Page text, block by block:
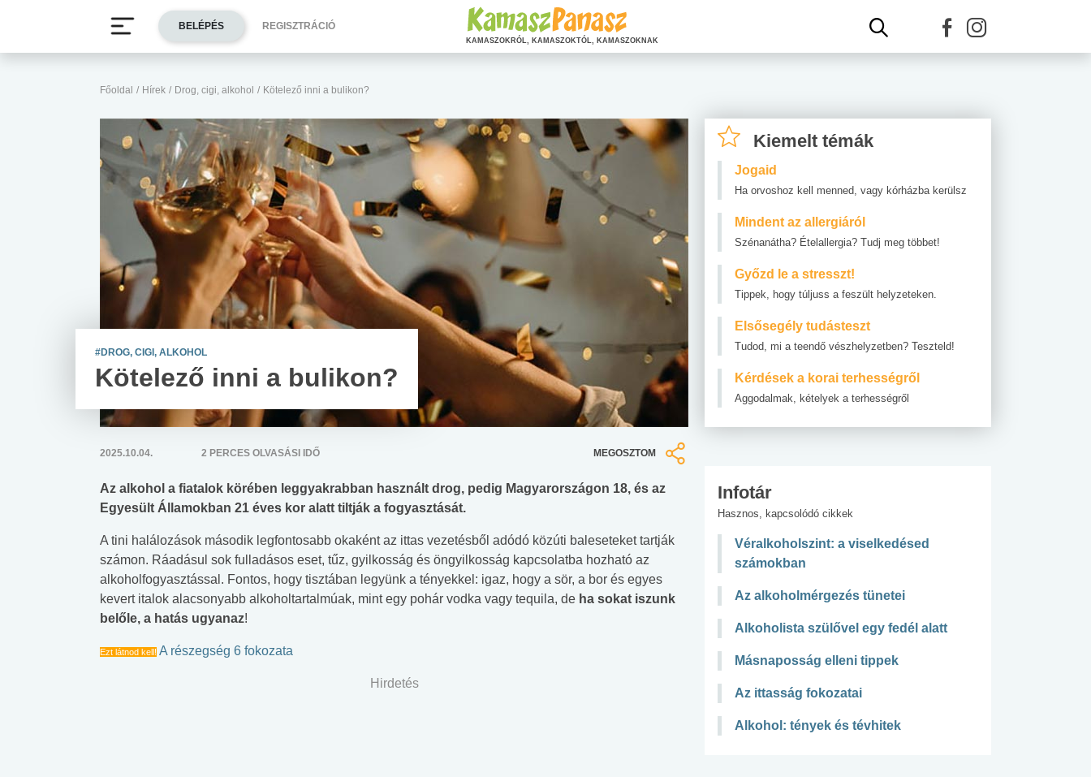
Főoldal / Hírek / Drog, cigi, alkohol / Kötelező inni a bulikon?
#DROG, CIGI, ALKOHOL
Kötelező inni a bulikon?
2025.10.04. 2 PERCES OLVASÁSI IDŐ MEGOSZTOM
Az alkohol a fiatalok körében leggyakrabban használt drog, pedig Magyarországon 18, és az
Egyesült Államokban 21 éves kor alatt tiltják a fogyasztását.
A tini halálozások második legfontosabb okaként az ittas vezetésből adódó közúti baleseteket tartják
számon. Ráadásul sok fulladásos eset, tűz, gyilkosság és öngyilkosság kapcsolatba hozható az
alkoholfogyasztással. Fontos, hogy tisztában legyünk a tényekkel: igaz, hogy a sör, a bor és egyes
kevert italok alacsonyabb alkoholtartalmúak, mint egy pohár vodka vagy tequila, de ha sokat iszunk
belőle, a hatás ugyanaz!
Ezt látnod kell! A részegség 6 fokozata
Hirdetés
Kiemelt témák
Jogaid
Ha orvoshoz kell menned, vagy kórházba kerülsz
Mindent az allergiáról
Szénanátha? Ételallergia? Tudj meg többet!
Győzd le a stresszt!
Tippek, hogy túljuss a feszült helyzeteken.
Elsősegély tudásteszt
Tudod, mi a teendő vészhelyzetben? Teszteld!
Kérdések a korai terhességről
Aggodalmak, kételyek a terhességről
Infotár
Hasznos, kapcsolódó cikkek
Véralkoholszint: a viselkedésed
számokban
Az alkoholmérgezés tünetei
Alkoholista szülővel egy fedél alatt
Másnaposság elleni tippek
Az ittasság fokozatai
Alkohol: tények és tévhitek
BELÉPÉS REGISZTRÁCIÓ
KAMASZOKRÓL, KAMASZOKTÓL, KAMASZOKNAK